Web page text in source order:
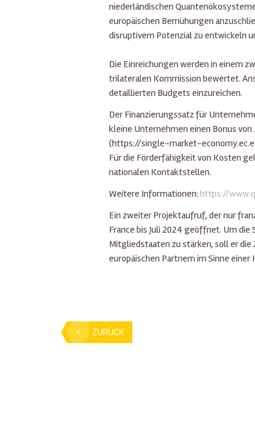
niederländischen
europäischen Bemühungen
disruptivem Potenzial zu entwickeln
Die Einreichungen werden in einem
trilateralen Kommission bewertet.
detaillierten Budgets einzureichen.
Der Finanzierungssatz für
kleine Unternehmen einen Bonus
(https://single-market-
Für die Förderfähigkeit von Kosten
nationalen Kontaktstellen.
Weitere Informationen: https://
Ein zweiter Projektaufruf, der nur
France bis Juli 2024 geöffnet. Um
Mitgliedstaaten zu stärken, soll er
europäischen Partnern im Sinne
ZURÜCK